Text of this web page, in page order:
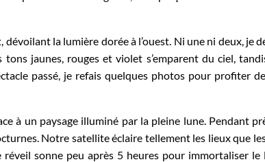
la lumière dorée à l’ouest. Ni une ni deux, je
jaunes, rouges et violet s’emparent du ciel,
passé, je refais quelques photos pour profiter
à un paysage illuminé par la pleine lune. Pendant
Notre satellite éclaire tellement les lieux que
sonne peu après 5 heures pour immortaliser le